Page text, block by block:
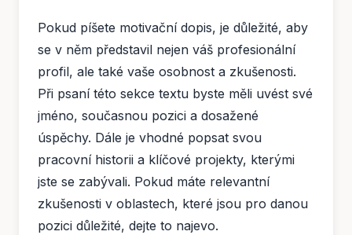
Pokud píšete motivační dopis, je důležité, aby
se v něm představil nejen váš profesionální
profil, ale také vaše osobnost a zkušenosti.
Při psaní této sekce textu byste měli uvést své
jméno, současnou pozici a dosažené
úspěchy. Dále je vhodné popsat svou
pracovní historii a klíčové projekty, kterými
jste se zabývali. Pokud máte relevantní
zkušenosti v oblastech, které jsou pro danou
pozici důležité, dejte to najevo.